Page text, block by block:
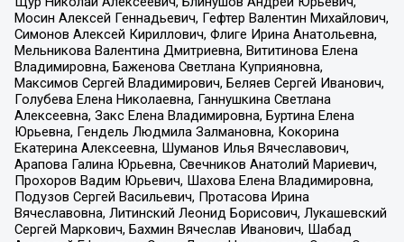
Мосин Алексей Геннадьевич, Гефтер Валентин Михайлович,
Симонов Алексей Кириллович, Флиге Ирина Анатольевна,
Мельникова Валентина Дмитриевна, Вититинова Елена
Владимировна, Баженова Светлана Куприяновна,
Максимов Сергей Владимирович, Беляев Сергей Иванович,
Голубева Елена Николаевна, Ганнушкина Светлана
Алексеевна, Закс Елена Владимировна, Буртина Елена
Юрьевна, Гендель Людмила Залмановна, Кокорина
Екатерина Алексеевна, Шуманов Илья Вячеславович,
Арапова Галина Юрьевна, Свечников Анатолий Мариевич,
Прохоров Вадим Юрьевич, Шахова Елена Владимировна,
Подузов Сергей Васильевич, Протасова Ирина
Вячеславовна, Литинский Леонид Борисович, Лукашевский
Сергей Маркович, Бахмин Вячеслав Иванович, Шабад